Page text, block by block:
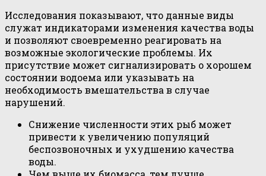
Исследования показывают, что данные виды
служат индикаторами изменения качества воды
и позволяют своевременно реагировать на
возможные экологические проблемы. Их
присутствие может сигнализировать о хорошем
состоянии водоема или указывать на
необходимость вмешательства в случае
нарушений.
Снижение численности этих рыб может
привести к увеличению популяций
беспозвоночных и ухудшению качества
воды.